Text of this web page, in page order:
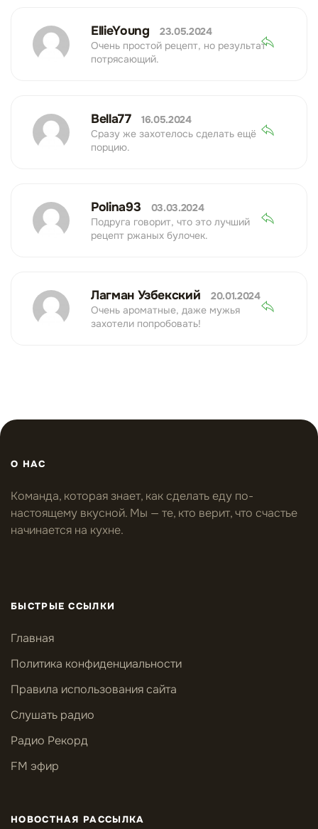
EllieYoung
23.05.2024
Очень простой рецепт, но результат
потрясающий.
Bella77
16.05.2024
Сразу же захотелось сделать ещё
порцию.
Polina93
03.03.2024
Подруга говорит, что это лучший
рецепт ржаных булочек.
Лагман Узбекский
20.01.2024
Очень ароматные, даже мужья
захотели попробовать!
О НАС
Команда, которая знает, как сделать еду по-
настоящему вкусной. Мы — те, кто верит, что счастье
начинается на кухне.
БЫСТРЫЕ ССЫЛКИ
Главная
Политика конфиденциальности
Правила использования сайта
Слушать радио
Радио Рекорд
FM эфир
НОВОСТНАЯ РАССЫЛКА